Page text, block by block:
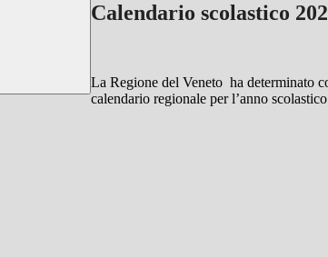
Calendario scolastico
La Regione del Veneto ha determinato
calendario regionale per l’anno